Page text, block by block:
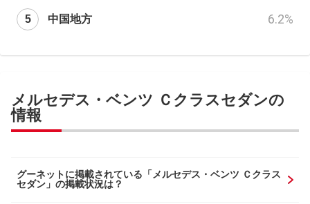
中国地方 6.2%
メルセデス・ベンツ Ｃクラスセダンの
情報
グーネットに掲載されている「メルセデス・ベンツ Ｃクラス
セダン」の掲載状況は？